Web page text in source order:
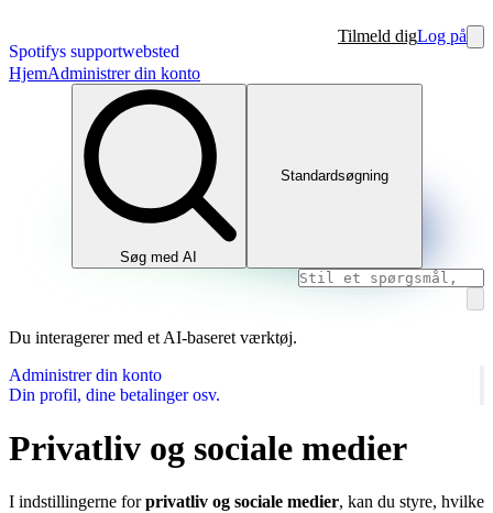
Spotifys supportwebsted
Tilmeld digLog på
HjemAdministrer din konto
Søg med AI
Standardsøgning
Du interagerer med et AI-baseret værktøj.
Administrer din konto
Din profil, dine betalinger osv.
Privatliv og sociale medier
I indstillingerne forprivatliv og sociale medier, kan du styre, hvilke